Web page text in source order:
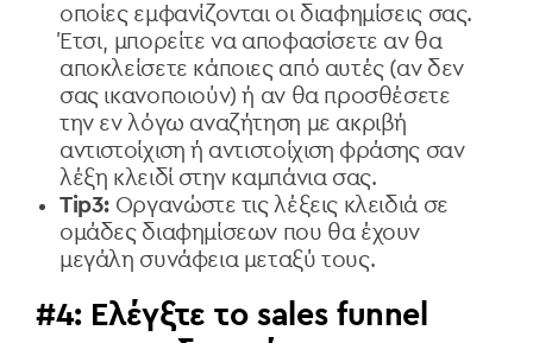
οποίες εμφανίζονται οι διαφημίσεις σας.
Έτσι, μπορείτε να αποφασίσετε αν θα
αποκλείσετε κάποιες από αυτές (αν δεν
σας ικανοποιούν) ή αν θα προσθέσετε
την εν λόγω αναζήτηση με ακριβή
αντιστοίχιση ή αντιστοίχιση φράσης σαν
λέξη κλειδί στην καμπάνια σας.
Tip3: Οργανώστε τις λέξεις κλειδιά σε
ομάδες διαφημίσεων που θα έχουν
μεγάλη συνάφεια μεταξύ τους.
#4: Ελέγξτε το sales funnel